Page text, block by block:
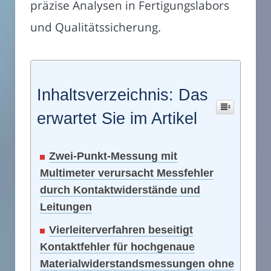
präzise Analysen in Fertigungslabors
und Qualitätssicherung.
Inhaltsverzeichnis: Das
erwartet Sie im Artikel
Zwei-Punkt-Messung mit
Multimeter verursacht Messfehler
durch Kontaktwiderstände und
Leitungen
Vierleiterverfahren beseitigt
Kontaktfehler für hochgenaue
Materialwiderstandsmessungen ohne